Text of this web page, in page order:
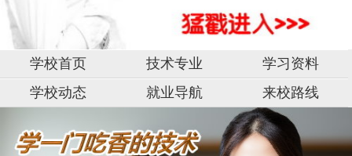
学校首页 技术专业
学习资料
学校动态
就业导航 来校路线